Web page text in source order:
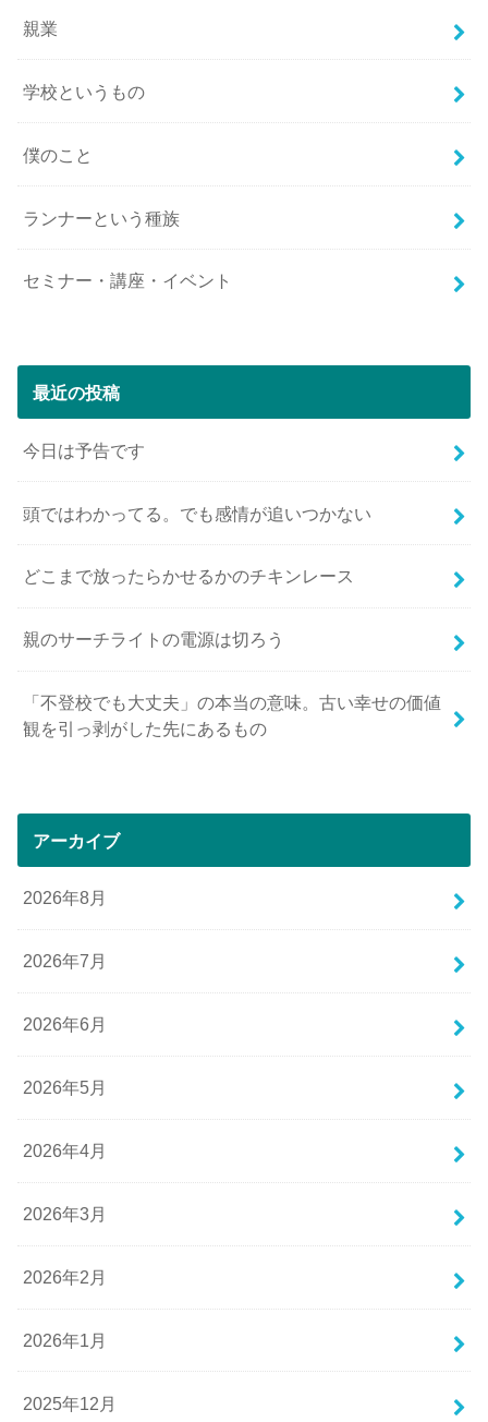
親業
学校というもの
僕のこと
ランナーという種族
セミナー・講座・イベント
最近の投稿
今日は予告です
頭ではわかってる。でも感情が追いつかない
どこまで放ったらかせるかのチキンレース
親のサーチライトの電源は切ろう
「不登校でも大丈夫」の本当の意味。古い幸せの価値
観を引っ剥がした先にあるもの
アーカイブ
2026年8月
2026年7月
2026年6月
2026年5月
2026年4月
2026年3月
2026年2月
2026年1月
2025年12月